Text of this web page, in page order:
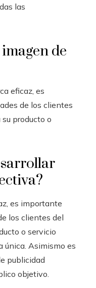
las
de
eficaz, es
de los clientes
producto o
es importante
los clientes del
o servicio
única. Asimismo es
publicidad
objetivo.